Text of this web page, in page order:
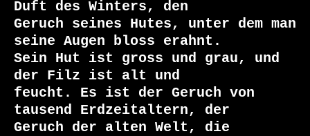
Duft des Winters, den
Geruch seines Hutes, unter dem man
seine Augen bloss erahnt.
Sein Hut ist gross und grau, und
der Filz ist alt und
feucht. Es ist der Geruch von
tausend Erdzeitaltern, der
Geruch der alten Welt, die